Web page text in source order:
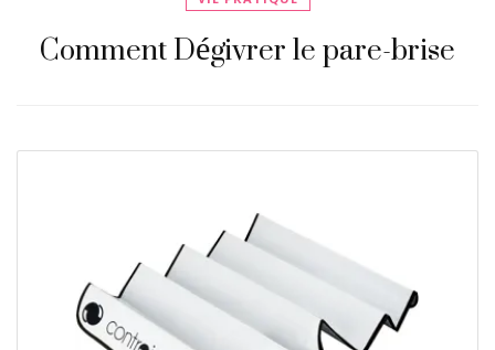
Comment Dégivrer le pare-brise